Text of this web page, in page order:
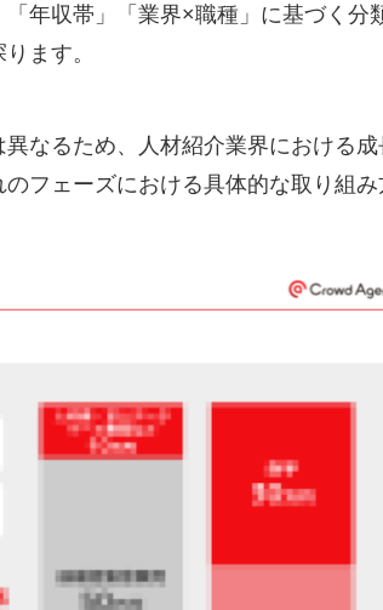
年収帯」「業界×職種」に基づく分
ます。
なるため、人材紹介業界における
フェーズにおける具体的な取り組み